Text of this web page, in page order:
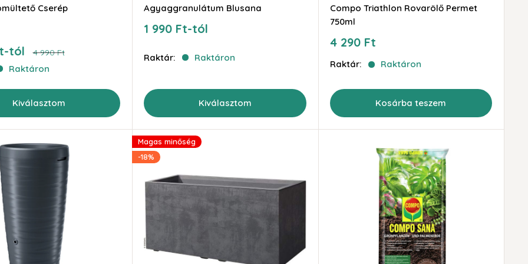
Cserép
tól Ár
4 990 Ft
Raktáron
Kiválasztom
Agyaggranulátum Blusana
Akciós
1 990 Ft-tól
Raktár: Raktáron
Kiválasztom
Compo Triathlon Rovarölő Permet
750ml
Akciós
4 290 Ft
Raktár: Raktáron
Kosárba teszem
Magas minőség
-18%